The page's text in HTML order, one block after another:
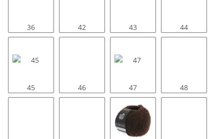
36 42 43 44
45 46 47 48